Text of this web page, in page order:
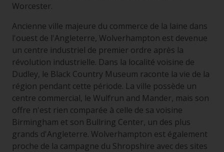
Worcester.
Ancienne ville majeure du commerce de la laine dans
l'ouest de l'Angleterre, Wolverhampton est devenue
un centre industriel de premier ordre après la
révolution industrielle. Dans la localité voisine de
Dudley, le Black Country Museum raconte la vie de la
région pendant cette période. La ville possède un
centre commercial, le Wulfrun and Mander, mais son
offre n'est rien comparée à celle de sa voisine
Birmingham et son Bullring Center, un des plus
grands d'Angleterre. Wolverhampton est également
proche de la campagne du Shropshire avec des sites